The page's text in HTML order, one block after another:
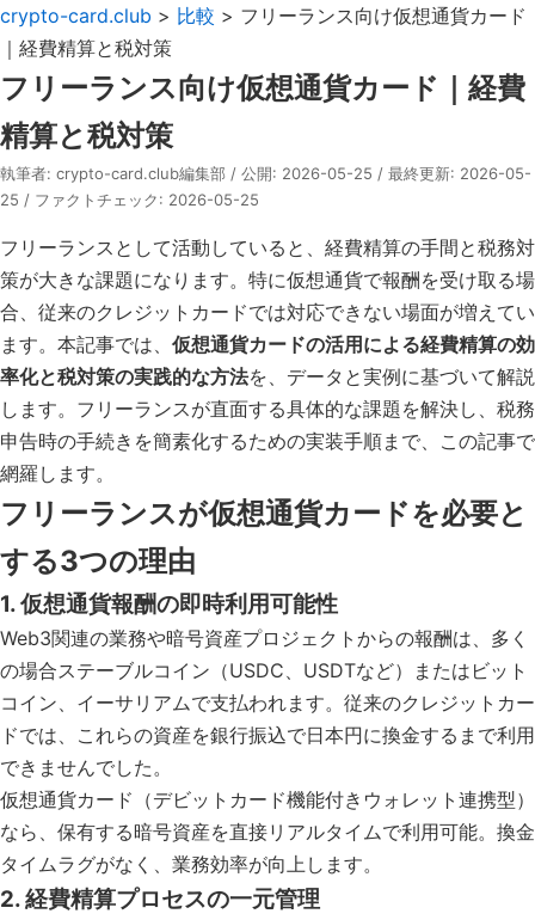
crypto-card.club > 比較 > フリーランス向け仮想通貨カード
｜経費精算と税対策
フリーランス向け仮想通貨カード｜経費
精算と税対策
執筆者: crypto-card.club編集部 / 公開: 2026-05-25 / 最終更新: 2026-05-
25 / ファクトチェック: 2026-05-25
フリーランスとして活動していると、経費精算の手間と税務対
策が大きな課題になります。特に仮想通貨で報酬を受け取る場
合、従来のクレジットカードでは対応できない場面が増えてい
ます。本記事では、 仮想通貨カードの活用による経費精算の効
率化と税対策の実践的な方法を、データと実例に基づいて解説
します。フリーランスが直面する具体的な課題を解決し、税務
申告時の手続きを簡素化するための実装手順まで、この記事で
網羅します。
フリーランスが仮想通貨カードを必要と
する3つの理由
1. 仮想通貨報酬の即時利用可能性
Web3関連の業務や暗号資産プロジェクトからの報酬は、多く
の場合ステーブルコイン（USDC、USDTなど）またはビット
コイン、イーサリアムで支払われます。従来のクレジットカー
ドでは、これらの資産を銀行振込で日本円に換金するまで利用
できませんでした。
仮想通貨カード（デビットカード機能付きウォレット連携型）
なら、保有する暗号資産を直接リアルタイムで利用可能。換金
タイムラグがなく、業務効率が向上します。
2. 経費精算プロセスの一元管理